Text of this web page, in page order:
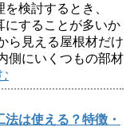
検討するとき、
にすることが多いか
ら見える屋根材だけ
側にいくつもの部材
は使える？特徴・